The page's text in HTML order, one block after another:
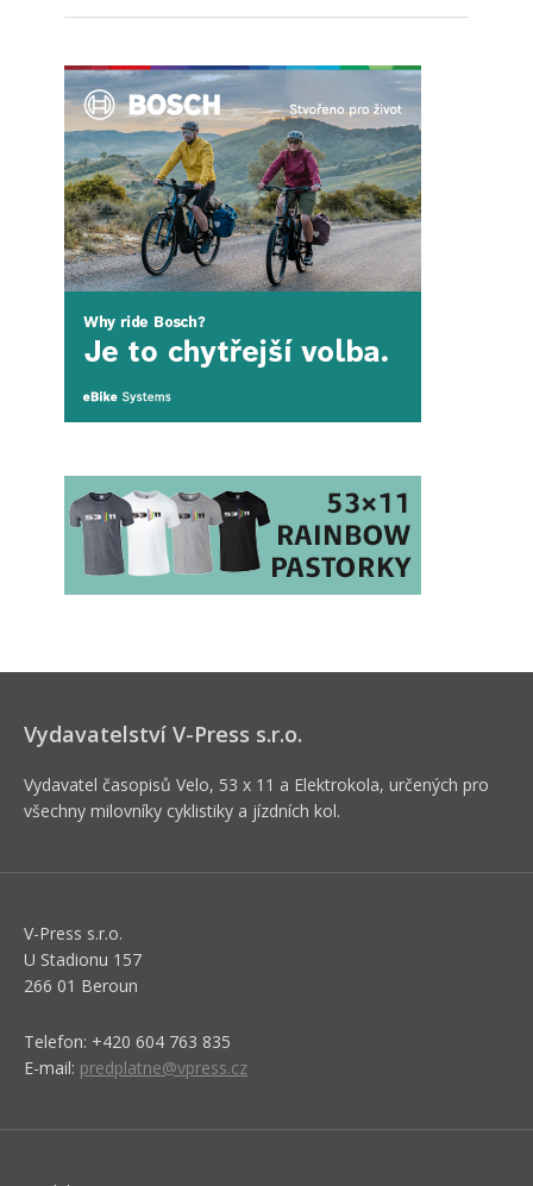
Vydavatelství V-Press s.r.o.
Vydavatel časopisů Velo, 53 x 11 a Elektrokola, určených pro
všechny milovníky cyklistiky a jízdních kol.
V-Press s.r.o.
U Stadionu 157
266 01 Beroun
Telefon: +420 604 763 835
E-mail: predplatne@vpress.cz